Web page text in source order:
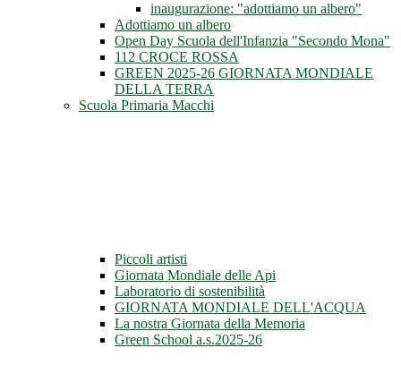
inaugurazione: "adottiamo un albero"
Adottiamo un albero
Open Day Scuola dell'Infanzia "Secondo Mona"
112 CROCE ROSSA
GREEN 2025-26 GIORNATA MONDIALE
DELLA TERRA
Scuola Primaria Macchi
Piccoli artisti
Giornata Mondiale delle Api
Laboratorio di sostenibilità
GIORNATA MONDIALE DELL'ACQUA
La nostra Giornata della Memoria
Green School a.s.2025-26